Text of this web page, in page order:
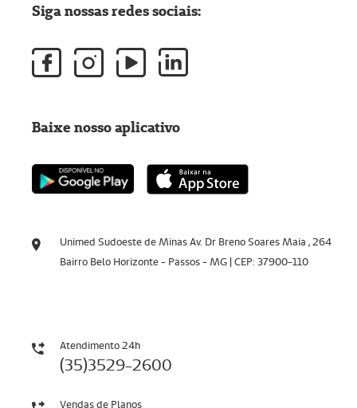
Unimed Sudoeste de Minas Av. Dr Breno Soares Maia , 264
Bairro Belo Horizonte - Passos - MG | CEP: 37900-110
Atendimento 24h
(35)3529-2600
Vendas de Planos
Siga nossas redes sociais:
Baixe nosso aplicativo